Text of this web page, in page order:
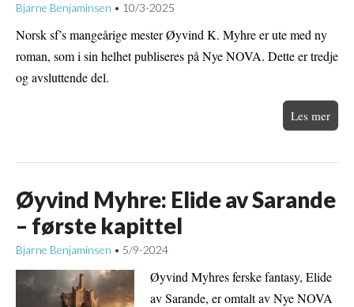
Bjarne Benjaminsen • 10/3-2025
Norsk sf’s mangeårige mester Øyvind K. Myhre er ute med ny
roman, som i sin helhet publiseres på Nye NOVA. Dette er tredje
og avsluttende del.
Les mer
Øyvind Myhre: Elide av Sarande
– første kapittel
Bjarne Benjaminsen • 5/9-2024
Øyvind Myhres ferske fantasy, Elide
av Sarande, er omtalt av Nye NOVA